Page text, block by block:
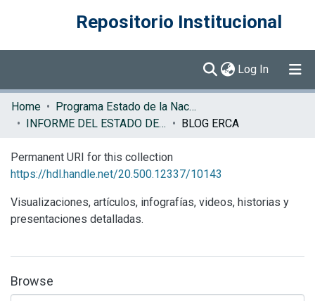
Repositorio Institucional
Log In (current)
Communities & Collections
Browse DSpace
Statistics
Home
Programa Estado de la Nación (PEN)
INFORME DEL ESTADO DE LA REGION
BLOG ERCA
Permanent URI for this collection
https://hdl.handle.net/20.500.12337/10143
Visualizaciones, artículos, infografías, videos, historias y
presentaciones detalladas.
Browse